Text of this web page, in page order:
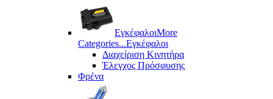
ΕγκέφαλοιMore
Categories...Εγκέφαλοι
Διαχείριση Κινητήρα
Έλεγχος Πρόσφυσης
Φρένα